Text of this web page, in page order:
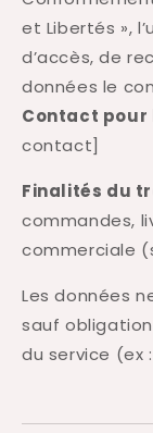
et Libertés »,
d’accès, de
données le
Contact pour
contact]
Finalités du
commandes,
commerciale
Les données
sauf
du service (ex